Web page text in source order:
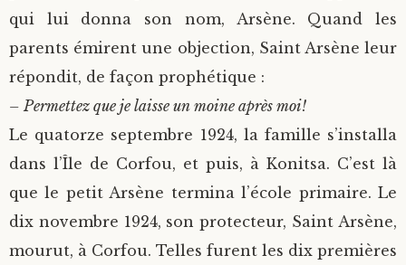
qui lui donna son nom, Arsène. Quand les
parents émirent une objection, Saint Arsène leur
répondit, de façon prophétique :
– Permettez que je laisse un moine après moi!
Le quatorze septembre 1924, la famille s’installa
dans l’Île de Corfou, et puis, à Konitsa. C’est là
que le petit Arsène termina l’école primaire. Le
dix novembre 1924, son protecteur, Saint Arsène,
mourut, à Corfou. Telles furent les dix premières